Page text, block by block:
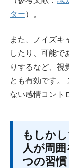
ター）。
また、ノイズキ
したり、可能で
りするなど、視
とも有効です。
ない感情コント
もしか
人が周
つの習慣